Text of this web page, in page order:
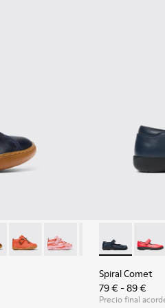
piel azules para niños.
de piel grises para niños.
80153-116
Peu - 80153-115Peu - 80153-113Peu - 80153-108
Peu -
Spiral
Spiral Comet
79 € - 89 €
Precio final